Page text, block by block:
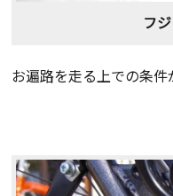
フ
お遍路を走る上での条件